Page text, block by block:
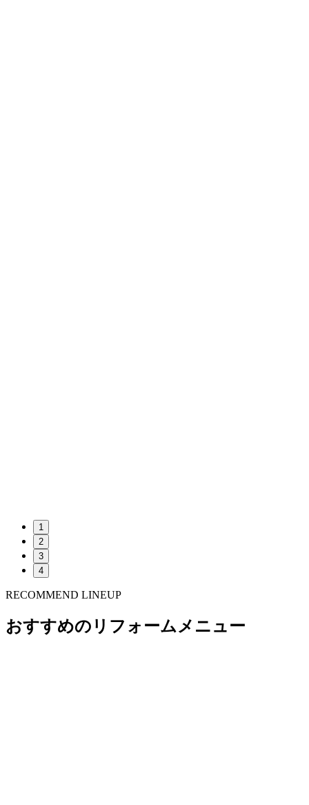
1
2
3
4
RECOMMEND LINEUP
おすすめのリフォームメニュー